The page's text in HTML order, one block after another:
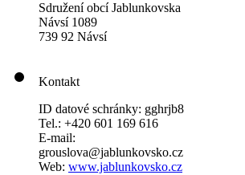
Sdružení obcí Jablunkovska
Návsí 1089
739 92 Návsí
Kontakt
ID datové schránky: gghrjb8
Tel.: +420 601 169 616
E-mail:
grouslova@jablunkovsko.cz
Web: www.jablunkovsko.cz